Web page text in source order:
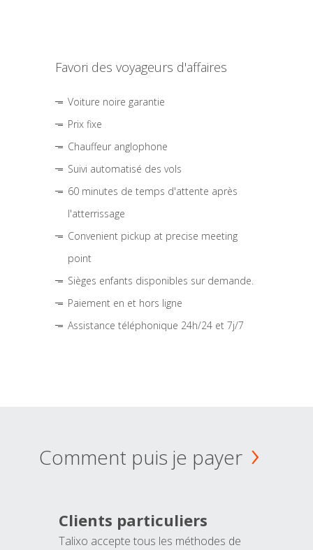
Favori des voyageurs d'affaires
Voiture noire garantie
Prix fixe
Chauffeur anglophone
Suivi automatisé des vols
60 minutes de temps d'attente après
l'atterrissage
Convenient pickup at precise meeting
point
Sièges enfants disponibles sur demande.
Paiement en et hors ligne
Assistance téléphonique 24h/24 et 7j/7
Comment puis je payer
Clients particuliers
Talixo accepte tous les méthodes de